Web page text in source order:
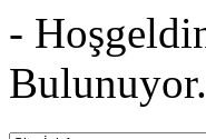
-
Bulunuyor.